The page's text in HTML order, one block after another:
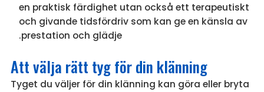
en praktisk färdighet utan också ett terapeutiskt
och givande tidsfördriv som kan ge en känsla av
prestation och glädje.
Att välja rätt tyg för din klänning
Tyget du väljer för din klänning kan göra eller bryta